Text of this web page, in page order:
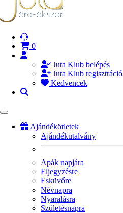
0
Juta Klub belépés
Juta Klub regisztráció
Kedvencek
Ajándékötletek
Ajándékutalvány
Apák napjára
Eljegyzésre
Esküvőre
Névnapra
Nyaralásra
Születésnapra